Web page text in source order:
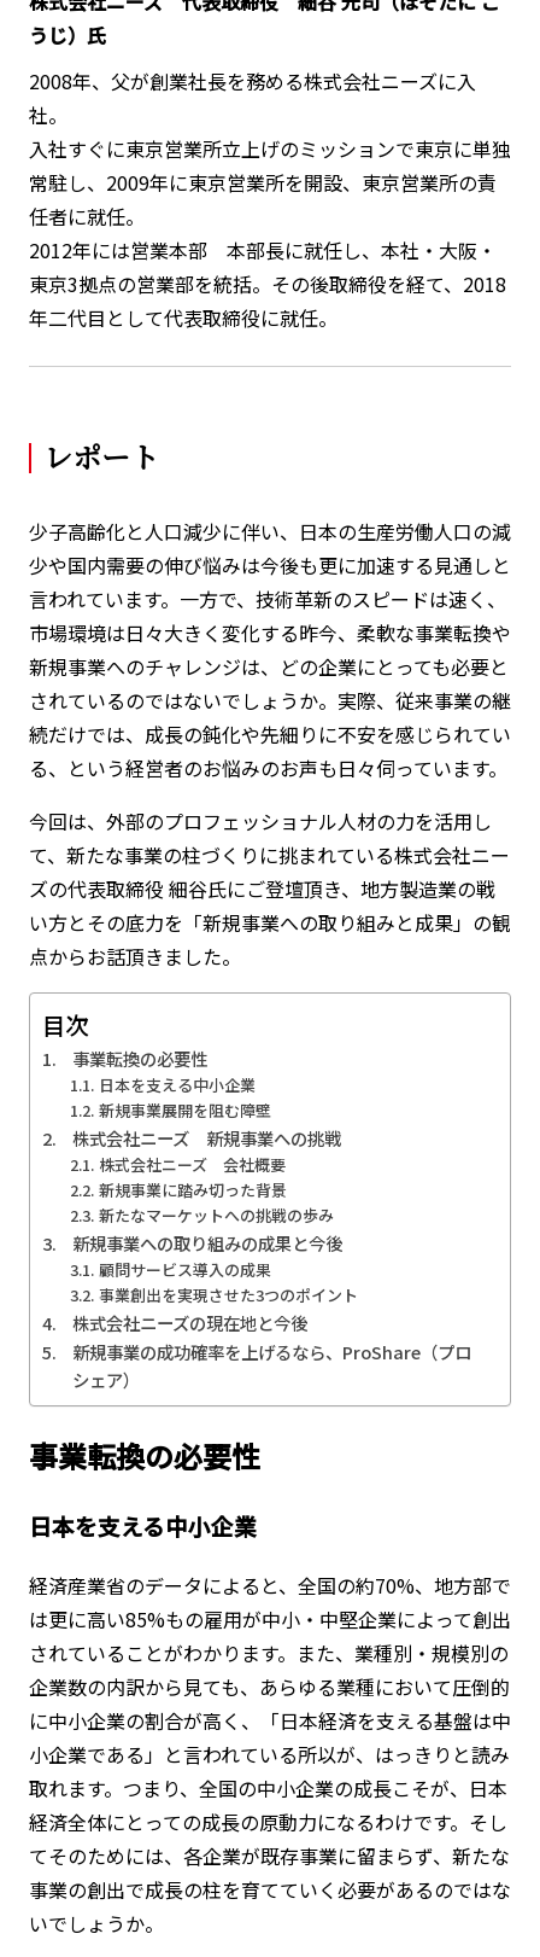
うじ）氏
2008年、父が創業社長を務める株式会社ニーズに入
社。
入社すぐに東京営業所立上げのミッションで東京に単独
常駐し、2009年に東京営業所を開設、東京営業所の責
任者に就任。
2012年には営業本部 本部長に就任し、本社・大阪・
東京3拠点の営業部を統括。その後取締役を経て、2018
年二代目として代表取締役に就任。
レポート
少子高齢化と人口減少に伴い、日本の生産労働人口の減
少や国内需要の伸び悩みは今後も更に加速する見通しと
言われています。一方で、技術革新のスピードは速く、
市場環境は日々大きく変化する昨今、柔軟な事業転換や
新規事業へのチャレンジは、どの企業にとっても必要と
されているのではないでしょうか。実際、従来事業の継
続だけでは、成長の鈍化や先細りに不安を感じられてい
る、という経営者のお悩みのお声も日々伺っています。
今回は、外部のプロフェッショナル人材の力を活用し
て、新たな事業の柱づくりに挑まれている株式会社ニー
ズの代表取締役 細谷氏にご登壇頂き、地方製造業の戦
い方とその底力を「新規事業への取り組みと成果」の観
点からお話頂きました。
目次
事業転換の必要性
日本を支える中小企業
新規事業展開を阻む障壁
株式会社ニーズ 新規事業への挑戦
株式会社ニーズ 会社概要
新規事業に踏み切った背景
新たなマーケットへの挑戦の歩み
新規事業への取り組みの成果と今後
顧問サービス導入の成果
事業創出を実現させた3つのポイント
株式会社ニーズの現在地と今後
新規事業の成功確率を上げるなら、ProShare（プロ
シェア）
事業転換の必要性
日本を支える中小企業
経済産業省のデータによると、全国の約70%、地方部で
は更に高い85%もの雇用が中小・中堅企業によって創出
されていることがわかります。また、業種別・規模別の
企業数の内訳から見ても、あらゆる業種において圧倒的
に中小企業の割合が高く、「日本経済を支える基盤は中
小企業である」と言われている所以が、はっきりと読み
取れます。つまり、全国の中小企業の成長こそが、日本
経済全体にとっての成長の原動力になるわけです。そし
てそのためには、各企業が既存事業に留まらず、新たな
事業の創出で成長の柱を育てていく必要があるのではな
いでしょうか。